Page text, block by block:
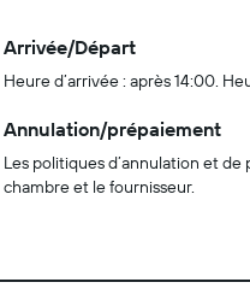
Arrivée/Départ
Heure d’arrivée : après 14:00.
Annulation/prépaiement
Les politiques d’annulation et
chambre et le fournisseur.